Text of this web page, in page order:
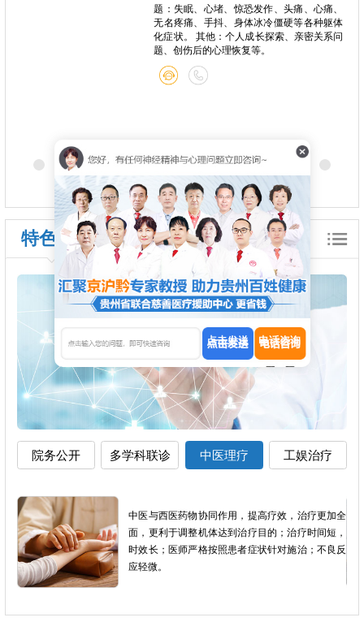
题：失眠、心堵、惊恐发作、头痛、心痛、
无名疼痛、手抖、身体冰冷僵硬等各种躯体
化症状。 其他：个人成长探索、亲密关系问
题、创伤后的心理恢复等。
特色诊疗
院务公开 多学科联诊 中医理疗 工娱治疗
中医与西医药物协同作用，提高疗效，治疗更加全
面，更利于调整机体达到治疗目的；治疗时间短，
时效长；医师严格按照患者症状针对施治；不良反
应轻微。
点击发送 电话咨询